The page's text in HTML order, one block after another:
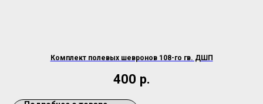
Комплект полевых шевронов 108-го гв. ДШП
400 р.